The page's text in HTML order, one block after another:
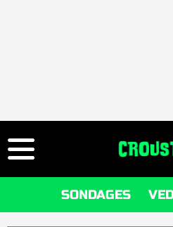
SONDAGES